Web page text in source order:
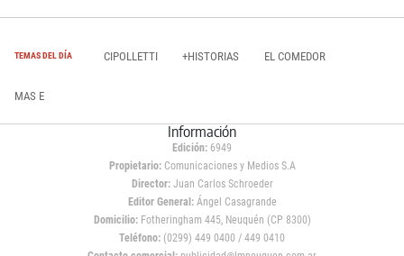
TEMAS DEL DÍA CIPOLLETTI +HISTORIAS EL COMEDOR
MAS E
Información
Edición: 6949
Propietario:Comunicaciones y Medios S.A
Director: Juan Carlos Schroeder
Editor General:Ángel Casagrande
Domicilio:Fotheringham 445, Neuquén (CP 8300)
Teléfono: (0299) 449 0400 / 449 0410